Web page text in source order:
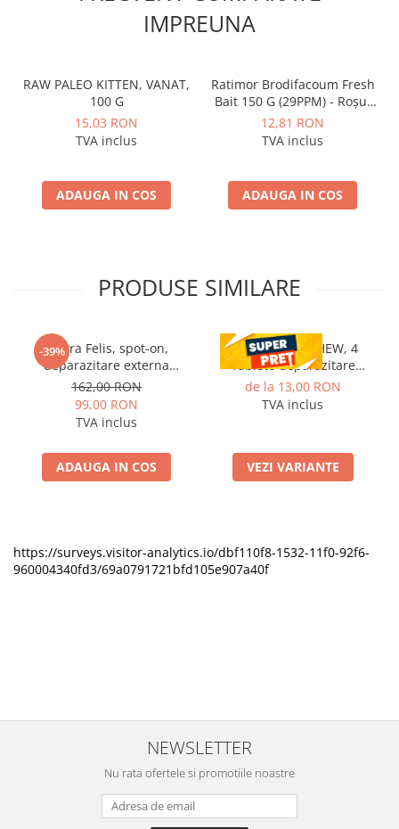
IMPREUNA
RAW PALEO KITTEN, VANAT,
100 G
15,03 RON
TVA inclus
ADAUGA IN COS
Ratimor Brodifacoum Fresh
Bait 150 G (29PPM) - Roșu,
momeală pentru șoareci
12,81 RON
TVA inclus
ADAUGA IN COS
PRODUSE SIMILARE
-39%
Vectra Felis, spot-on,
deparazitare externa
pentru pisici, 3 pipete
162,00 RON
99,00 RON
TVA inclus
ADAUGA IN COS
CESTAL PLUS CHEW, 4
Tablete deparazitare
interna pentru caini
de la 13,00 RON
TVA inclus
VEZI VARIANTE
https://surveys.visitor-analytics.io/dbf110f8-1532-11f0-92f6-
960004340fd3/69a0791721bfd105e907a40f
NEWSLETTER
Nu rata ofertele si promotiile noastre